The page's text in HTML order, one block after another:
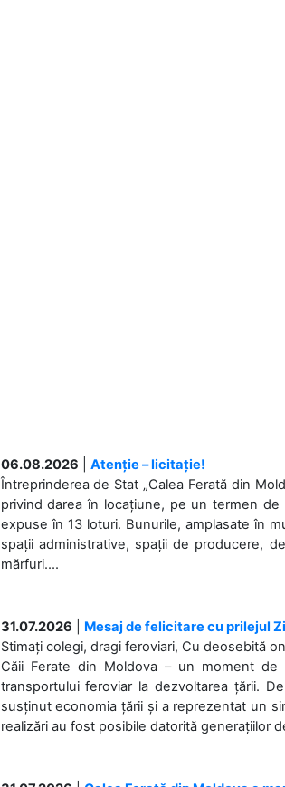
06.08.2026
Atenție – licitație!
Întreprinderea de Stat „Calea Ferată din
privind darea în locațiune, pe un termen
expuse în 13 loturi. Bunurile, amplasate în
spații administrative, spații de producere,
mărfuri....
31.07.2026
Mesaj de felicitare cu prilejul
Stimați colegi, dragi feroviari, Cu deosebită
Căii Ferate din Moldova – un moment de
transportului feroviar la dezvoltarea țării.
susținut economia țării și a reprezentat un
realizări au fost posibile datorită generațiilor